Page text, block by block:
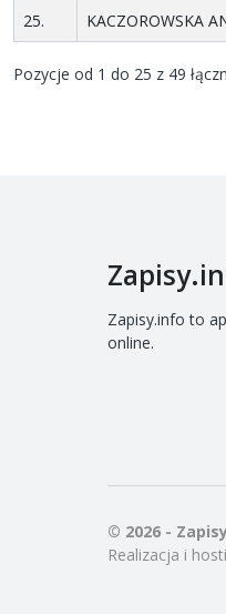
25.
KACZOROWSKA
Pozycje od 1 do 25 z 49
Zapisy.info to
online.
© 2026 -
Realizacja i